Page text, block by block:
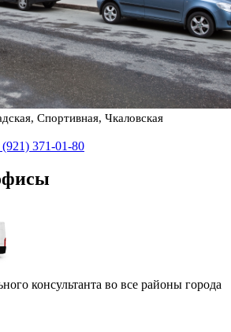
Спортивная, Чкаловская
371-01-80
консультанта во все районы города